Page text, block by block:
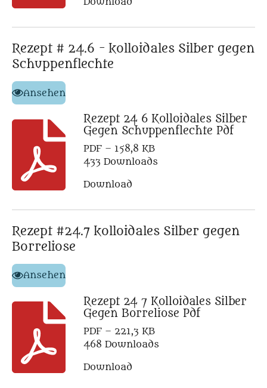
Rezept # 24.6 - kolloidales Silber gegen
Schuppenflechte
Ansehen
Rezept 24 6 Kolloidales Silber
Gegen Schuppenflechte Pdf
PDF – 158,8 KB
433 Downloads
Download
Rezept #24.7 kolloidales Silber gegen
Borreliose
Ansehen
Rezept 24 7 Kolloidales Silber
Gegen Borreliose Pdf
PDF – 221,3 KB
468 Downloads
Download